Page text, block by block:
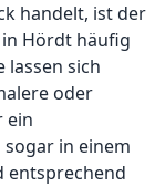
handelt, ist der
Hördt häufig
lassen sich
oder
ein
in einem
entsprechend